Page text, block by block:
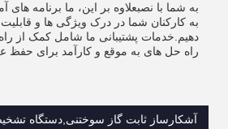
به شما با نصبعلاوه بر این، ما برنامه
به کارکنان شما در درک ویژگی ها و
دهیم.خدمات پشتیبانی ما شامل کمک از راه
راه حل های به موقع و کارآمد برای حفظ
آشکارساز ثابت گاز سوختنی,دستگاه